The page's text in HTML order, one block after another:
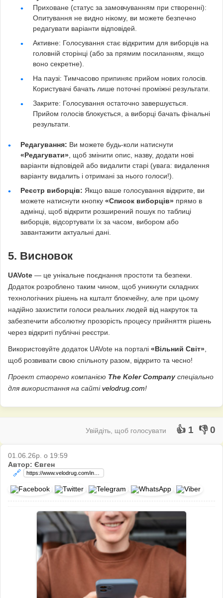
Приховане (статус за замовчуванням при створенні):
Опитування не видно нікому, ви можете безпечно
редагувати варіанти відповідей.
Активне: Голосування стає відкритим для виборців на
головній сторінці (або за прямим посиланням, якщо
воно секретне).
На паузі: Тимчасово припиняє прийом нових голосів.
Користувачі бачать лише поточні проміжні результати.
Закрите: Голосування остаточно завершується.
Прийом голосів блокується, а виборці бачать фінальні
результати.
Редагування: Ви можете будь-коли натиснути
«Редагувати» , щоб змінити опис, назву, додати нові
варіанти відповідей або видалити старі (увага: видалення
варіанту видалить і отримані за нього голоси!).
Реєстр виборців: Якщо ваше голосування відкрите, ви
можете натиснути кнопку «Список виборців» прямо в
адмінці, щоб відкрити розширений пошук по таблиці
виборців, відсортувати їх за часом, вибором або
завантажити актуальні дані.
5. Висновок
UAVote — це унікальне поєднання простоти та безпеки.
Додаток розроблено таким чином, щоб уникнути складних
технологічних рішень на кшталт блокчейну, але при цьому
надійно захистити голоси реальних людей від накруток та
забезпечити абсолютну прозорість процесу прийняття рішень
через відкриті публічні реєстри.
Використовуйте додаток UAVote на порталі «Вільний Світ»
щоб розвивати свою спільноту разом, відкрито та чесно!
Проект створено компанією The Koler Company спеціально
для використання на сайтіvelodrug.com!
Увійдіть, щоб голосувати 👍 1 👎 0
01.06.26р. о 19:59
Автор: Євген
🔗